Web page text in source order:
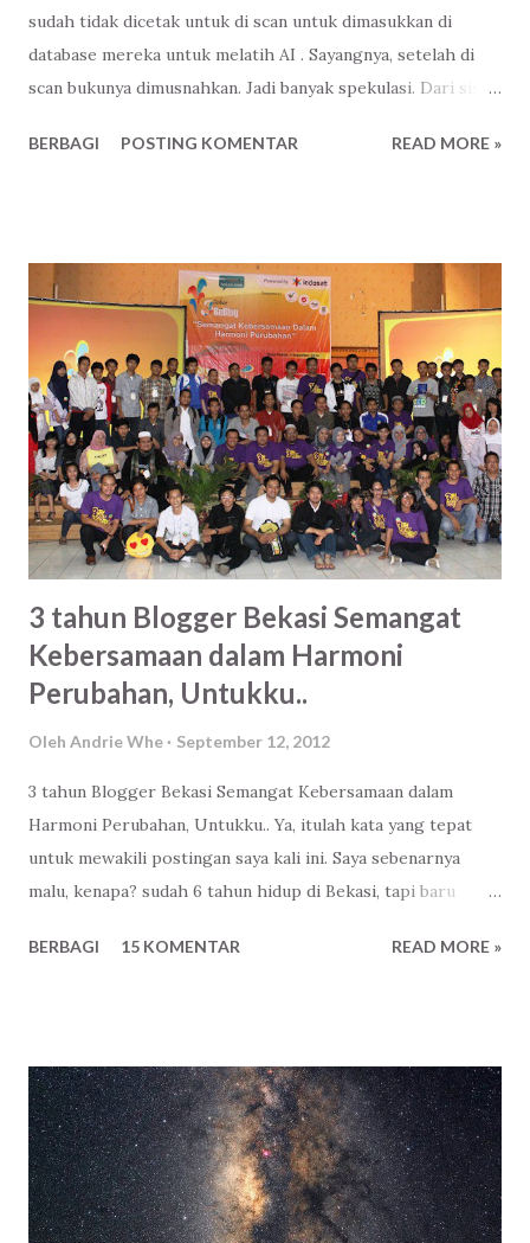
sudah tidak dicetak untuk di scan untuk dimasukkan di
database mereka untuk melatih AI . Sayangnya, setelah di
scan bukunya dimusnahkan. Jadi banyak spekulasi. Dari sisi
mau gue apain-lah. Mau gue monopoli isinya ( source code )
Ya, itu juga resiko. Jayalah perabadan mesin berpikir
mandiri! Jaya! Jaya! Jaya! Terlalu menjiwai Ndri! Wkwkwk
Paling tidak hikmah dari berita ini ada kesadaran. Kenapa
ada satu kitab suci yang bisa dihafal jutaan manusia, ada
ratusan ribu perkataan manusia yang tidak dilukiskan
wajahnya bisa menjadi panduan dalam kehidupan. Dan tentu
saja, ada Tuhan Yang Berkehendak menjaganya sampai akhir
zaman.
BERBAGI POSTING KOMENTAR READ MORE »
3 tahun Blogger Bekasi Semangat
Kebersamaan dalam Harmoni
Perubahan, Untukku..
Oleh Andrie Whe September 12, 2012
3 tahun Blogger Bekasi Semangat Kebersamaan dalam
Harmoni Perubahan, Untukku.. Ya, itulah kata yang tepat
untuk mewakili postingan saya kali ini. Saya sebenarnya
malu, kenapa? sudah 6 tahun hidup di Bekasi, tapi baru
tahunnya yang ke 3. Miris. Flashback.. Malam itu seperti
yang penting? Dan ternyata ada! Seorang teman akan
menghadiri event bernama Ulang Tahun ke 3 Blogger
Bekasi pada tanggal 8 September 2012 yang
diselenggarakan di Balai Patriot , Kantor Walikota Bekasi
. Penasaran saya searching alamat webnya, alamat Facebook
BERBAGI 15 KOMENTAR READ MORE »